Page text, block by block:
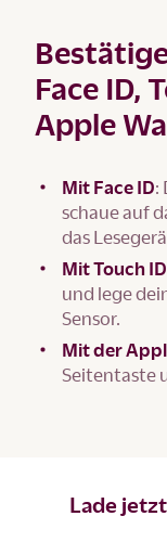
Face ID,
Apple
Mit Face ID:
schaue auf
das
Mit Touch ID
und lege
Sensor.
Mit der
Seitentaste
Lade